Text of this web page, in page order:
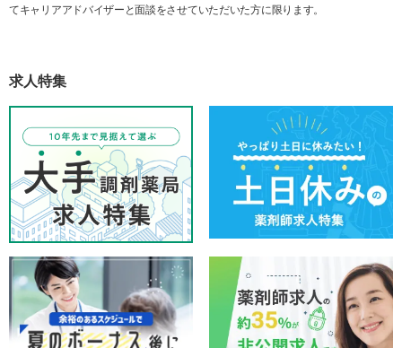
てキャリアアドバイザーと面談をさせていただいた方に限ります。
求人特集